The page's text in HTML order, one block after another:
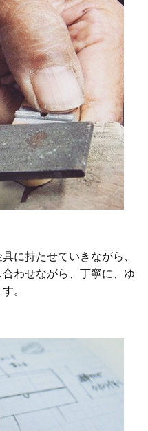
に持たせていきながら、
わせながら、丁寧に、ゆ
。